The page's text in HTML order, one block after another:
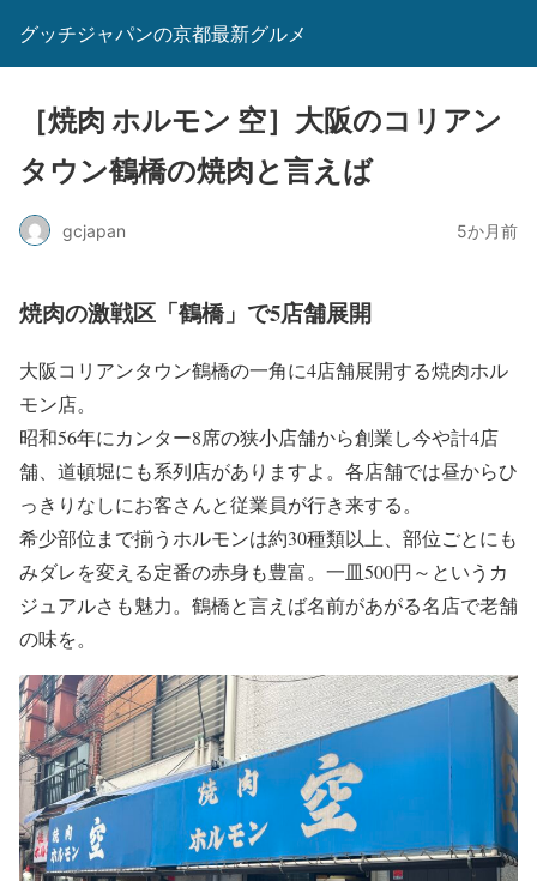
グッチジャパンの京都最新グルメ
［焼肉 ホルモン 空］大阪のコリアン
タウン鶴橋の焼肉と言えば
gcjapan 5か月前
焼肉の激戦区「鶴橋」で5店舗展開
大阪コリアンタウン鶴橋の一角に4店舗展開する焼肉ホル
モン店。
昭和56年にカンター8席の狭小店舗から創業し今や計4店
舗、道頓堀にも系列店がありますよ。各店舗では昼からひ
っきりなしにお客さんと従業員が行き来する。
希少部位まで揃うホルモンは約30種類以上、部位ごとにも
みダレを変える定番の赤身も豊富。一皿500円～というカ
ジュアルさも魅力。鶴橋と言えば名前があがる名店で老舗
の味を。